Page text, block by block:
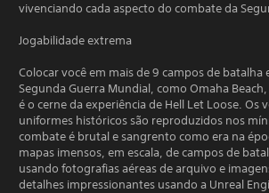
vivenciando cada aspecto do combate da
Jogabilidade extrema
Colocar você em mais de 9 campos de batalha
Segunda Guerra Mundial, como Omaha
é o cerne da experiência de Hell Let Loose. Os
uniformes históricos são reproduzidos nos
combate é brutal e sangrento como era na
mapas imensos, em escala, de campos de
usando fotografias aéreas de arquivo e
detalhes impressionantes usando a Unreal